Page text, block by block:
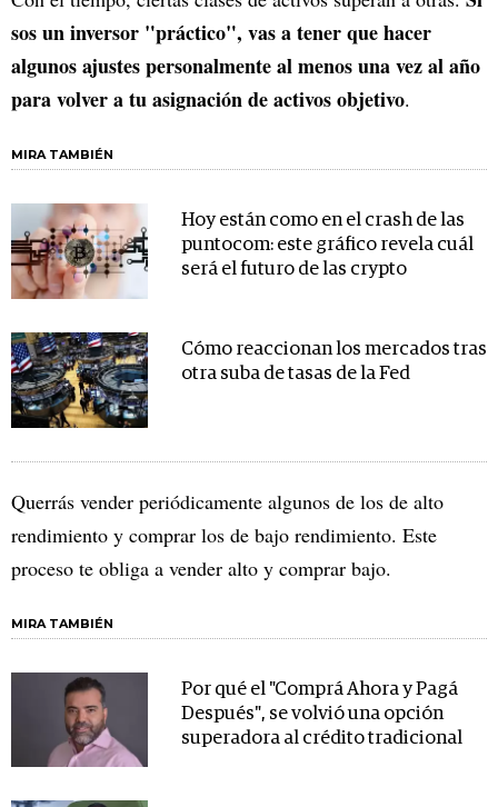
sos un inversor "práctico", vas a tener que hacer
algunos ajustes personalmente al menos una vez al año
para volver a tu asignación de activos objetivo.
MIRA TAMBIÉN
Hoy están como en el crash de las
puntocom: este gráfico revela cuál
será el futuro de las crypto
Cómo reaccionan los mercados tras
otra suba de tasas de la Fed
Querrás vender periódicamente algunos de los de alto
rendimiento y comprar los de bajo rendimiento. Este
proceso te obliga a vender alto y comprar bajo.
MIRA TAMBIÉN
Por qué el "Comprá Ahora y Pagá
Después", se volvió una opción
superadora al crédito tradicional